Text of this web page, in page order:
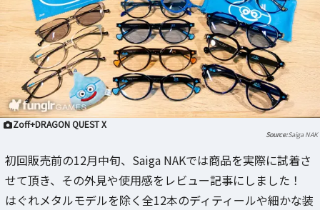
Zoff+DRAGON QUEST X
Saiga NAK
初回販売前の12月中旬、Saiga NAKでは商品を実際に試着さ
せて頂き、その外見や使用感をレビュー記事にしました！
はぐれメタルモデルを除く全12本のディティールや細かな装